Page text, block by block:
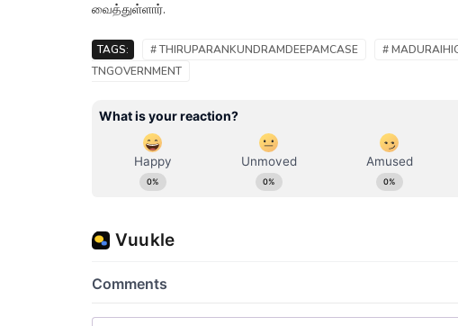
வைத்துள்ளார்.
TAGS: # THIRUPARANKUNDRAMDEEPAMCASE #
TNGOVERNMENT